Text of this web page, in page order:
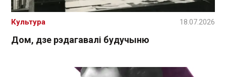
Дом, дзе рэдагавалі будучыню
Культура 18.07.2026